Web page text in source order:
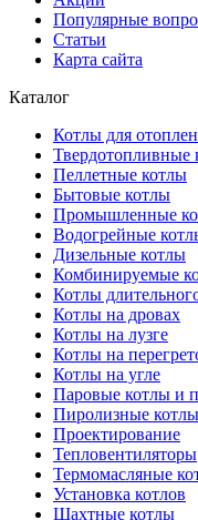
Популярные
Статьи
Карта сайта
Каталог
Котлы для
Твердотопливные
Пеллетные котлы
Бытовые котлы
Промышленные
Водогрейные
Дизельные котлы
Комбинируемые
Котлы
Котлы на дровах
Котлы на лузге
Котлы на
Котлы на угле
Паровые котлы и
Пиролизные котлы
Проектирование
Тепловентиляторы
Термомасляные
Установка котлов
Шахтные котлы